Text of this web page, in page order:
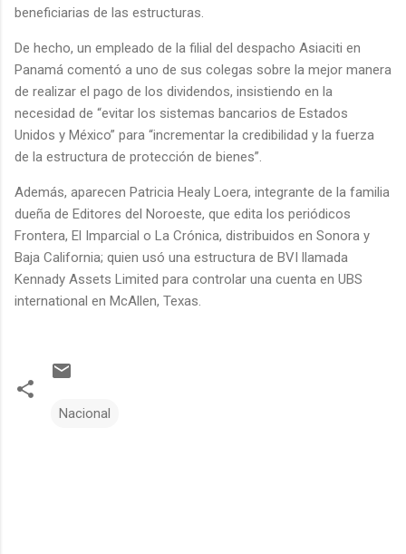
beneficiarias de las estructuras.
De hecho, un empleado de la filial del despacho Asiaciti en
Panamá comentó a uno de sus colegas sobre la mejor manera
de realizar el pago de los dividendos, insistiendo en la
necesidad de “evitar los sistemas bancarios de Estados
Unidos y México” para “incrementar la credibilidad y la fuerza
de la estructura de protección de bienes”.
Además, aparecen Patricia Healy Loera, integrante de la familia
dueña de Editores del Noroeste, que edita los periódicos
Frontera, El Imparcial o La Crónica, distribuidos en Sonora y
Baja California; quien usó una estructura de BVI llamada
Kennady Assets Limited para controlar una cuenta en UBS
international en McAllen, Texas.
Nacional